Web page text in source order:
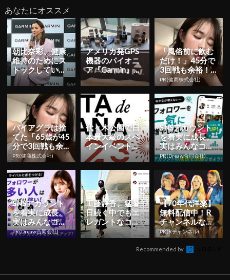
あなたにオススメ
朝比奈彩、健康
維持のためにス
トックしている
のは「めかぶと
納豆」 | YESNE
W...
アメリカ発GPS
機器のパイオニ
ア『Garmin』か
らフラッグシッ
プモデルの最新
機...
「風俗前に飲む
だけ！」45分で
3回戦も余裕！9
80円で朝まで絶
好調
PR(健商株式会社)
バイアグラは捨
てた「65歳が45
分で3回戦も余
裕」1日31円で
朝まで絶好調！
PR(健商株式会社)
代々木公園で日
本最大級のスペ
インイベント
「フィエスタ・
デ・エスパーニ
ャ」が11月...
SNSアカウント
を着実に成長。
実はみんなココ
使ってます。
PR(Dreaw合同会社)
SNSアカウント
を着実に成長。
実はみんなココ
使ってます。
PR(Dreaw合同会社)
工藤静香、猛暑
日続く中でもエ
レガントなコー
デを披露「ヒラ
ヒラとスカート
【70年代洋楽】
無料配信中！R
チャンネルなら
登録不要！
PR(Rチャンネル)
Recommended by